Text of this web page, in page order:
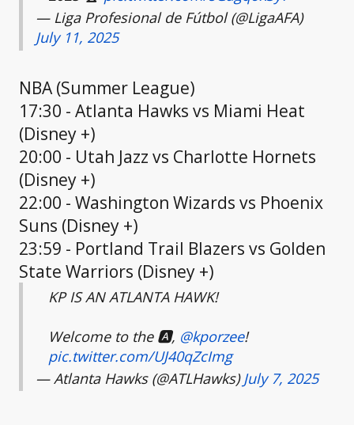
— Liga Profesional de Fútbol (@LigaAFA)
July 11, 2025
NBA (Summer League)
17:30 - Atlanta Hawks vs Miami Heat
(Disney +)
20:00 - Utah Jazz vs Charlotte Hornets
(Disney +)
22:00 - Washington Wizards vs Phoenix
Suns (Disney +)
23:59 - Portland Trail Blazers vs Golden
State Warriors (Disney +)
KP IS AN ATLANTA HAWK!
Welcome to the 🅰️, @kporzee!
pic.twitter.com/UJ40qZcImg
— Atlanta Hawks (@ATLHawks)July 7, 2025